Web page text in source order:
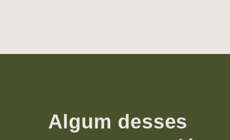
Algum desses